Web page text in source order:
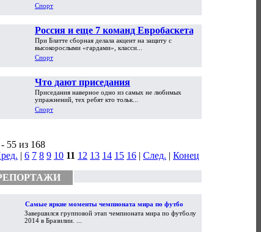
Спорт
Россия и еще 7 команд Евробаскета,
которых вы не узнаете
При Блатте сборная делала акцент на защиту с
высокорослыми «гардами», класси...
Спорт
Что дают приседания
Приседания наверное одно из самых не любимых
упражнений, тех ребят кто тольк...
Спорт
55 из 168
| 6 7 8 9 10 11 12 13 14 15 16 | След. | Конец
Самые яркие моменты чемпионата мира по футболу
2014
Завершился групповой этап чемпионата мира по футболу
2014 в Бразилии. ...